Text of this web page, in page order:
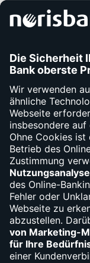
Fake-Link
Phishing-Link
Maßnahmen
Dateien sichern
Antiviren-
Passwörter
2-Faktor-